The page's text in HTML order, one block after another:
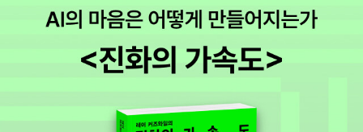
람들이 있다는 상황을 어떻게 이해해야 하느냐고.노예무역 폐지에 앞
다. 1772년의 '서머싯 사건' 판결을 통해 영국에 있는 흑인 문제를 고
퀘이커 교도와 영국 국교회 복음주의파가 기여한 역할에 대해 살펴본
다. 또한 각각의 노예제 플랜테이션의 실태와 노예제 폐지로 향하는
환한 뒤아메리카 대륙으로 건너가 노예를 팔고, 그 대금으로 식민지
국에서도 특히 브리스틀 ·리버풀의 상인은 정부의 보호를 배경으로
을 올림으로써, 서인도는 영국의 중상주의적 식민제국의 중추적인 역
할을 하게 되었다고 한다.[노예선의 세계사]는 근래에 만나보았던 역
한 기업의 자세와 대처가 개선되어야 하며 전 세계적으로 만연한 노
예 노동과 아동 노동 등에 반대의 목소리를 낼 수 있는 것도 중요하다
고 한다.소비자로서 이런 노예노동에 대한 감시의 눈과 목소리